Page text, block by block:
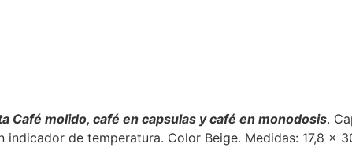
Café molido, café en capsulas y café en monodosis.
indicador de temperatura. Color Beige. Medidas: 17,8 x